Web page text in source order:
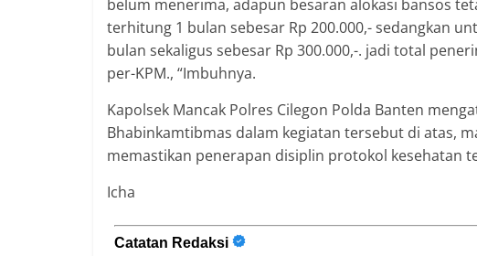
belum menerima, adapun besaran alokasi bansos
terhitung 1 bulan sebesar Rp 200.000,- sedangkan
bulan sekaligus sebesar Rp 300.000,-. jadi total
per-KPM., “Imbuhnya.
Kapolsek Mancak Polres Cilegon Polda Banten
Bhabinkamtibmas dalam kegiatan tersebut di atas,
memastikan penerapan disiplin protokol kesehatan
Icha